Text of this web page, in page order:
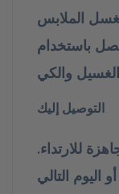
الملابس
باستخدام
التوصيل إليك
للارتداء.